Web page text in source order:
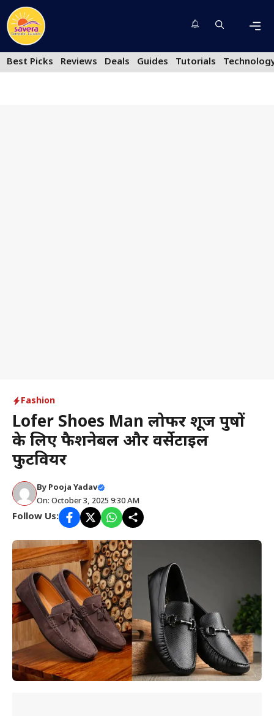
Skip
to
content
Best Picks
Reviews Deals Guides Tutorials
Fashion
Lofer Shoes Man लोफर शूज पुरुषों
के लिए फैशनेबल और वर्सेटाइल
फुटवियर
By Pooja Yadav
On: October 3, 2025 9:30 AM
Follow Us: